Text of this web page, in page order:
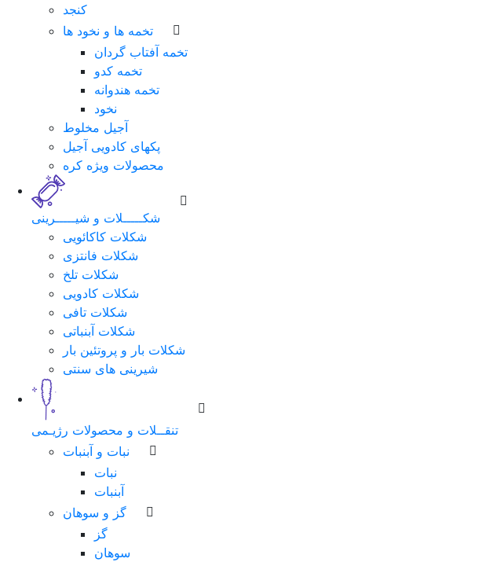
کنجد
تخمه ها و نخود ها
تخمه آفتاب گردان
تخمه کدو
تخمه هندوانه
نخود
آجیل مخلوط
پکهای کادویی آجیل
محصولات ویژه کره
شکـــــلات و شیـــــرینی
شکلات کاکائویی
شکلات فانتزی
شکلات تلخ
شکلات کادویی
شکلات تافی
شکلات آبنباتی
شکلات بار و پروتئین بار
شیرینی های سنتی
تنقــلات و محصولات رژیـمی
نبات و آبنبات
نبات
آبنبات
گز و سوهان
گز
سوهان
لطفا
برای
ورود
فرم
تکمیل
نمایید.
شماره
همراه